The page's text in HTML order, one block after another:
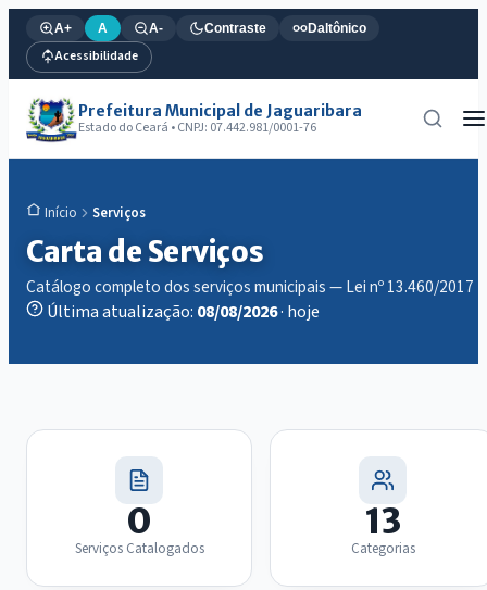
A+ A A- Contraste Daltônico
Acessibilidade
Prefeitura Municipal de Jaguaribara
Estado do Ceará • CNPJ: 07.442.981/0001-76
Início Serviços
Carta de Serviços
Catálogo completo dos serviços municipais — Lei nº 13.460/2017
Última atualização: 08/08/2026· hoje
0
Serviços Catalogados
13
Categorias